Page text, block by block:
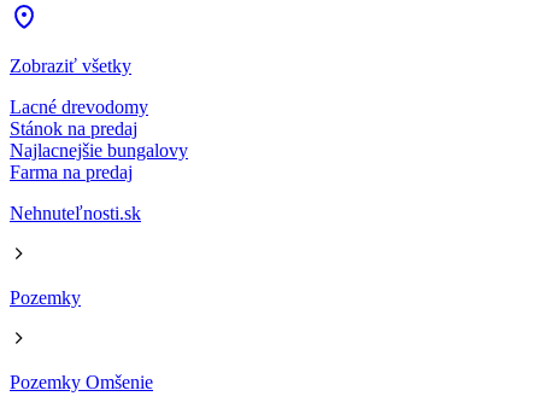
Zobraziť všetky
Lacné drevodomy
Stánok na predaj
Najlacnejšie bungalovy
Farma na predaj
Nehnuteľnosti.sk
Pozemky
Pozemky Omšenie